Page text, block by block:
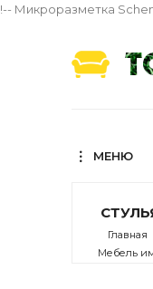
!-- Микроразметка
МЕНЮ
Главная
Мебель